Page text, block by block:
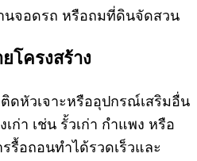
นจอดรถ หรือถมที่ดินจัดสวน
โครงสร้าง
ดหัวเจาะหรืออุปกรณ์เสริมอื่น
ก่า เช่น รั้วเก่า กำแพง หรือ
รื้อถอนทำได้รวดเร็วและ